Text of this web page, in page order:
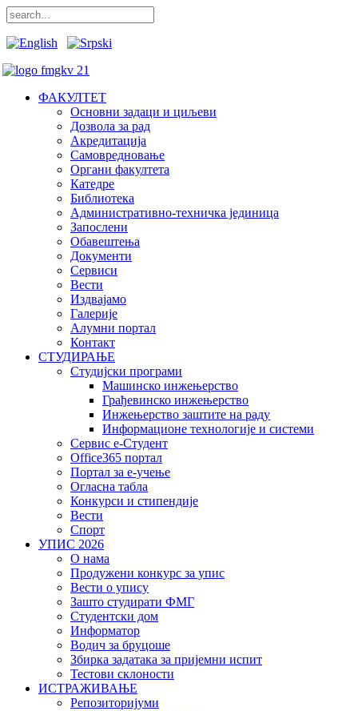
ФАКУЛТЕТ
Основни задаци и циљеви
Дозвола за рад
Акредитација
Самовредновање
Органи факултета
Катедре
Библиотека
Административно-техничка јединица
Запослени
Обавештења
Документи
Сервиси
Вести
Издвајамо
Галерије
Алумни портал
Контакт
СТУДИРАЊЕ
Студијски програми
Машинско инжењерство
Грађевинско инжењерство
Инжењерство заштите на раду
Информационе технологије и системи
Сервис е-Студент
Office365 портал
Портал за е-учење
Огласна табла
Конкурси и стипендије
Вести
Спорт
УПИС 2026
О нама
Продужени конкурс за упис
Вести о упису
Зашто студирати ФМГ
Студентски дом
Информатор
Водич за бруцоше
Збиркa задатака за пријемни испит
Тестови склоности
ИСТРАЖИВАЊЕ
Репозиторијуми